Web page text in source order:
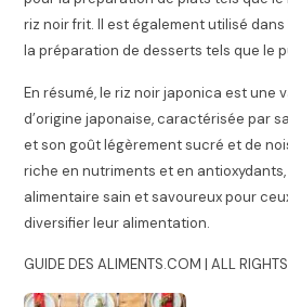
riz noir frit. Il est également utilisé
la préparation de desserts tels que le
En résumé, le riz noir japonica est une
d’origine japonaise, caractérisée par
et son goût légèrement sucré et de
riche en nutriments et en
alimentaire sain et savoureux pour
diversifier leur alimentation.
GUIDE DES ALIMENTS.COM | ALL